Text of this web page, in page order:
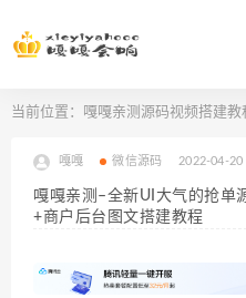
当前位置： 嘎嘎亲测源码视频搭建
嘎嘎 微信源码 2022-04-20
嘎嘎亲测–全新UI大气的抢单
+商户后台图文搭建教程